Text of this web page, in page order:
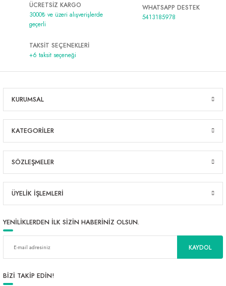
33.656,60 ₺
35.428,00 ₺
ÜCRETSİZ KARGO
3000₺ ve üzeri alışverişlerde
geçerli
WHATSAPP DESTEK
5413185978
TAKSİT SEÇENEKLERİ
+6 taksit seçeneği
KURUMSAL
KATEGORİLER
SÖZLEŞMELER
ÜYELİK İŞLEMLERİ
YENİLİKLERDEN İLK SİZİN HABERİNİZ OLSUN.
KAYDOL
BİZİ TAKİP EDİN!